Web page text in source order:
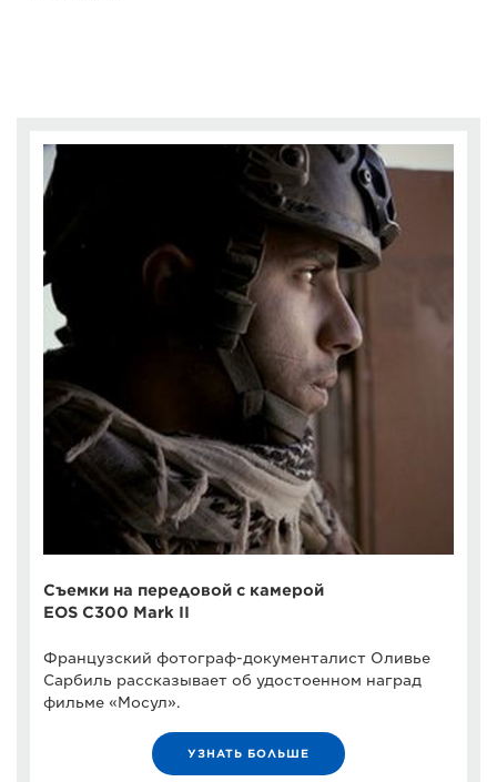
Съемки на передовой с камерой
EOS C300 Mark II
Французский фотограф-документалист Оливье
Сарбиль рассказывает об удостоенном наград
фильме «Мосул».
УЗНАТЬ БОЛЬШЕ